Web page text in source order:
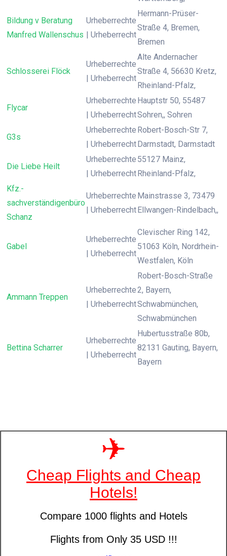
Bildung v Beratung
Manfred Wallenschus
Urheberrechte
| Urheberrecht
Hermann-Prüser-
Straße 4, Bremen,
Bremen
Schlosserei Flöck
Urheberrechte
| Urheberrecht
Alte Andernacher
Straße 4, 56630 Kretz,
Rheinland-Pfalz,
Flycar
Urheberrechte
| Urheberrecht
Hauptstr 50, 55487
Sohren,, Sohren
G3s
Urheberrechte
| Urheberrecht
Robert-Bosch-Str 7,
Darmstadt, Darmstadt
Die Liebe Heilt
Urheberrechte
| Urheberrecht
55127 Mainz,
Rheinland-Pfalz,
Kfz.-
sachverständigenbüro
Schanz
Urheberrechte
| Urheberrecht
Mainstrasse 3, 73479
Ellwangen-Rindelbach,,
Gabel
Urheberrechte
| Urheberrecht
Clevischer Ring 142,
51063 Köln, Nordrhein-
Westfalen, Köln
Ammann Treppen
Urheberrechte
| Urheberrecht
Robert-Bosch-Straße
2, Bayern,
Schwabmünchen,
Schwabmünchen
Bettina Scharrer
Urheberrechte
| Urheberrecht
Hubertusstraße 80b,
82131 Gauting, Bayern,
Bayern